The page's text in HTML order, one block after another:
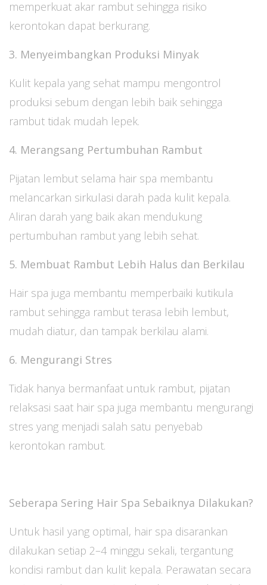
memperkuat akar rambut sehingga risiko
kerontokan dapat berkurang.
3. Menyeimbangkan Produksi Minyak
Kulit kepala yang sehat mampu mengontrol
produksi sebum dengan lebih baik sehingga
rambut tidak mudah lepek.
4. Merangsang Pertumbuhan Rambut
Pijatan lembut selama hair spa membantu
melancarkan sirkulasi darah pada kulit kepala.
Aliran darah yang baik akan mendukung
pertumbuhan rambut yang lebih sehat.
5. Membuat Rambut Lebih Halus dan Berkilau
Hair spa juga membantu memperbaiki kutikula
rambut sehingga rambut terasa lebih lembut,
mudah diatur, dan tampak berkilau alami.
6. Mengurangi Stres
Tidak hanya bermanfaat untuk rambut, pijatan
relaksasi saat hair spa juga membantu mengurangi
stres yang menjadi salah satu penyebab
kerontokan rambut.
Seberapa Sering Hair Spa Sebaiknya Dilakukan?
Untuk hasil yang optimal, hair spa disarankan
dilakukan setiap 2–4 minggu sekali, tergantung
kondisi rambut dan kulit kepala. Perawatan secara